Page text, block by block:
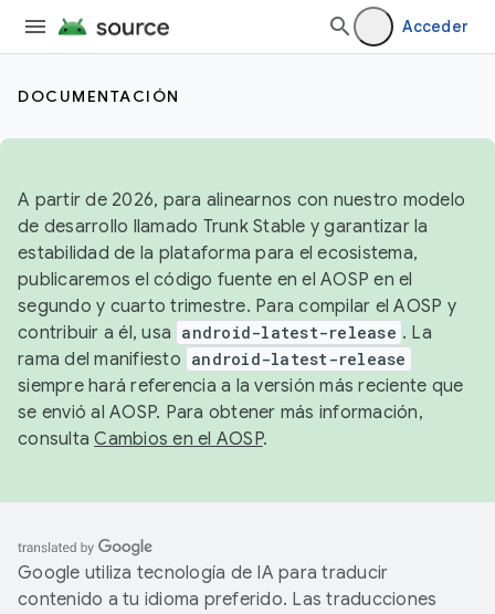
Acceder
DOCUMENTACIÓN
A partir de 2026, para alinearnos con nuestro modelo
de desarrollo llamado Trunk Stable y garantizar la
estabilidad de la plataforma para el ecosistema,
publicaremos el código fuente en el AOSP en el
segundo y cuarto trimestre. Para compilar el AOSP y
contribuir a él, usa android-latest-release . La
rama del manifiesto android-latest-release
siempre hará referencia a la versión más reciente que
se envió al AOSP. Para obtener más información,
consultaCambios en el AOSP.
Google utiliza tecnología de IA para traducir
contenido a tu idioma preferido. Las traducciones